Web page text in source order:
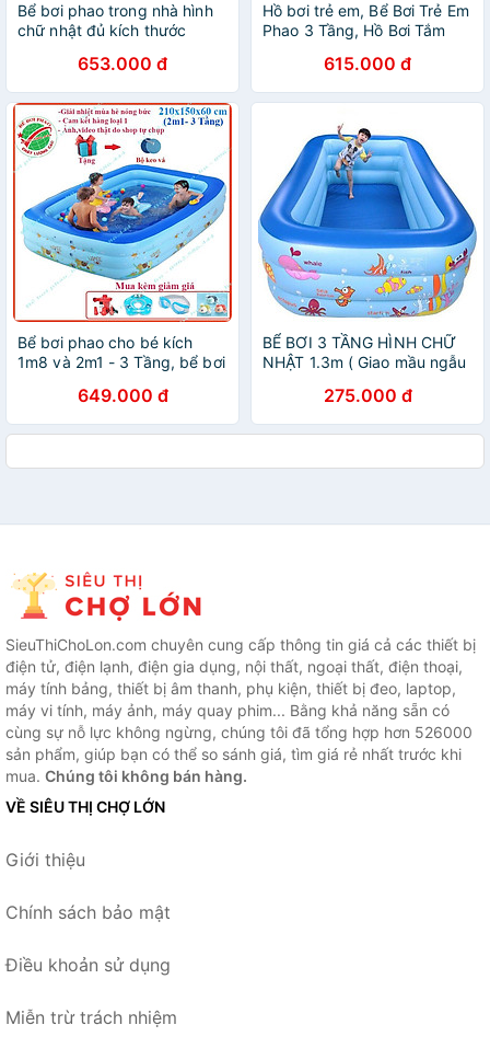
Bể bơi phao trong nhà hình
chữ nhật đủ kích thước
210cm, bể bơi cho bé, bể
bơi chất lượng tốt
653.000 đ
Hồ bơi trẻ em, Bể Bơi Trẻ Em
Phao 3 Tầng, Hồ Bơi Tắm
nhiều loại kích thước - TẶNG
BƠM ĐIỆN
615.000 đ
Bể bơi phao cho bé kích
1m8 và 2m1 - 3 Tầng, bể bơi
649.000 đ
BỂ BƠI 3 TẦNG HÌNH CHỮ
NHẬT 1.3m ( Giao mầu ngẫu
275.000 đ
SieuThiChoLon.com chuyên cung cấp thông tin giá cả các thiết bị
điện tử, điện lạnh, điện gia dụng, nội thất, ngoại thất, điện thoại,
máy tính bảng, thiết bị âm thanh, phụ kiện, thiết bị đeo, laptop,
máy vi tính, máy ảnh, máy quay phim... Bằng khả năng sẵn có
cùng sự nỗ lực không ngừng, chúng tôi đã tổng hợp hơn 526000
sản phẩm, giúp bạn có thể so sánh giá, tìm giá rẻ nhất trước khi
mua. Chúng tôi không bán hàng.
VỀ SIÊU THỊ CHỢ LỚN
Giới thiệu
Chính sách bảo mật
Điều khoản sử dụng
Miễn trừ trách nhiệm